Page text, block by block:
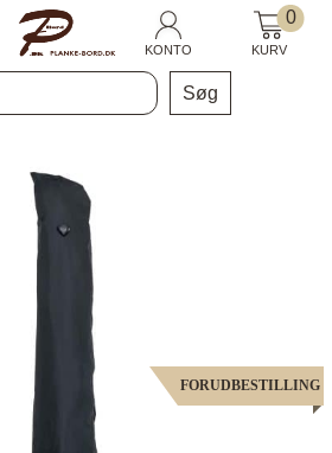
KONTO
0
KURV
FORUDBESTILLING